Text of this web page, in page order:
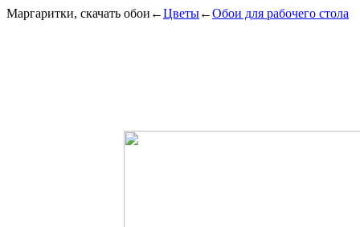
Маргаритки, скачать обои ←Цветы←Обои для рабочего стола